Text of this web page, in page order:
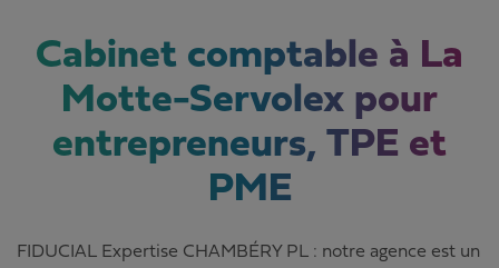
Cabinet comptable à La
Motte-Servolex pour
entrepreneurs, TPE et
PME
FIDUCIAL Expertise CHAMBÉRY PL : notre agence est un